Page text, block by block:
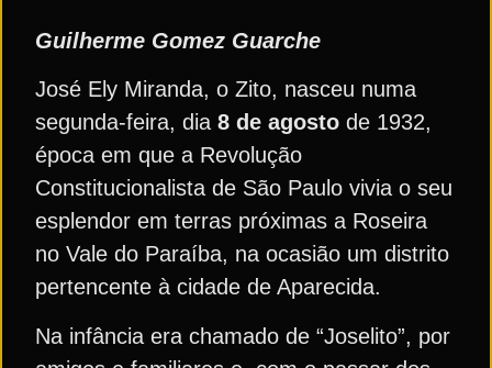
Guilherme Gomez Guarche
José Ely Miranda, o Zito, nasceu numa
segunda-feira, dia 8 de agosto de 1932,
época em que a Revolução
Constitucionalista de São Paulo vivia o seu
esplendor em terras próximas a Roseira
no Vale do Paraíba, na ocasião um distrito
pertencente à cidade de Aparecida.
Na infância era chamado de “Joselito”, por